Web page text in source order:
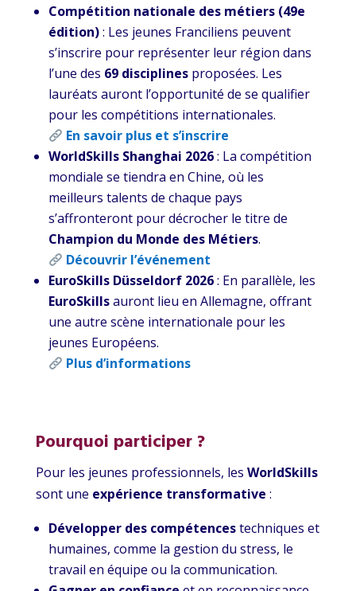
Compétition nationale des métiers (49e
édition): Les jeunes Franciliens peuvent
s’inscrire pour représenter leur région dans
l’une des 69 disciplinesproposées. Les
lauréats auront l’opportunité de se qualifier
pour les compétitions internationales.
En savoir plus et s’inscrire
WorldSkills Shanghai 2026: La compétition
mondiale se tiendra en Chine, où les
meilleurs talents de chaque pays
s’affronteront pour décrocher le titre de
Champion du Monde des Métiers.
Découvrir l’événement
EuroSkills Düsseldorf 2026: En parallèle, les
EuroSkillsauront lieu en Allemagne, offrant
une autre scène internationale pour les
jeunes Européens.
Plus d’informations
Pourquoi participer ?
Pour les jeunes professionnels, les WorldSkills
sont une expérience transformative :
Développer des compétencestechniques et
humaines, comme la gestion du stress, le
travail en équipe ou la communication.